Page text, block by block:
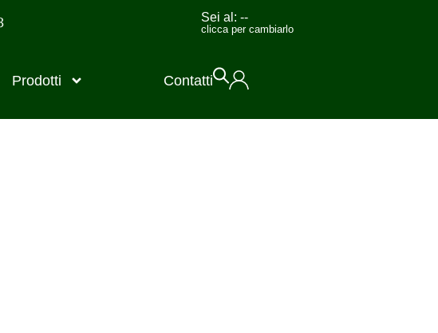
Sei al:--
clicca per cambiarlo
Prodotti Contatti